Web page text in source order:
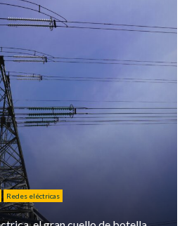
Redes eléctricas